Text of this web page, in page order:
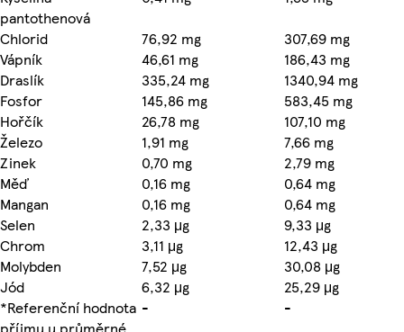
pantothenová
Chlorid
76,92 mg
307,69 mg
Vápník
46,61 mg
186,43 mg
Draslík
335,24 mg
1340,94 mg
Fosfor
145,86 mg
583,45 mg
Hořčík
26,78 mg
107,10 mg
Železo
1,91 mg
7,66 mg
Zinek
0,70 mg
2,79 mg
Měď
0,16 mg
0,64 mg
Mangan
0,16 mg
0,64 mg
Selen
2,33 μg
9,33 μg
Chrom
3,11 μg
12,43 μg
Molybden
7,52 μg
30,08 μg
Jód
6,32 μg
25,29 μg
*Referenční hodnota
příjmu u průměrné
- -